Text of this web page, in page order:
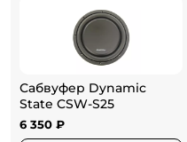
Сабвуфер Dynamic
State CSW-S25
6 350 ₽